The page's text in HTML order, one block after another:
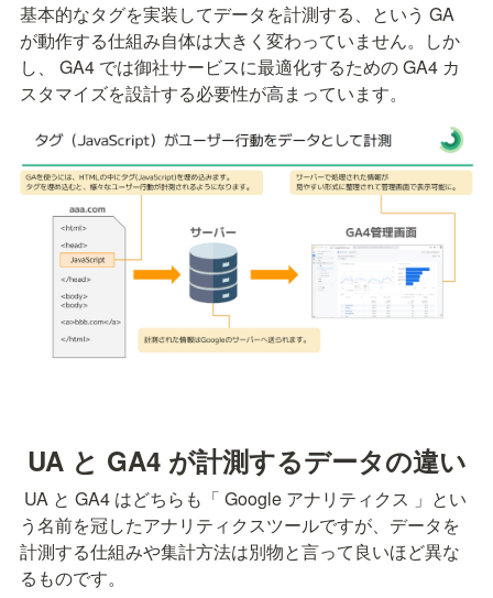
基本的なタグを実装してデータを計測する、という GA
が動作する仕組み自体は大きく変わっていません。しか
し、 GA4 では御社サービスに最適化するための GA4 カ
スタマイズを設計する必要性が高まっています。
UA と GA4 が計測するデータの違い
う名前を冠したアナリティクスツールですが、データを
計測する仕組みや集計方法は別物と言って良いほど異な
るものです。